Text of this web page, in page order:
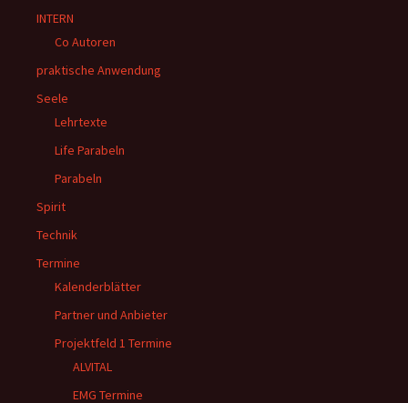
INTERN
Co Autoren
praktische Anwendung
Seele
Lehrtexte
Life Parabeln
Parabeln
Spirit
Technik
Termine
Kalenderblätter
Partner und Anbieter
Projektfeld 1 Termine
ALVITAL
EMG Termine